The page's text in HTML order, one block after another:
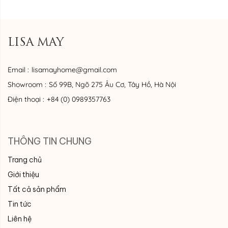
LISA MAY
Email : lisamayhome@gmail.com
Showroom : Số 99B, Ngõ 275 Âu Cơ, Tây Hồ, Hà Nội
Điện thoại : +84 (0) 0989357763
THÔNG TIN CHUNG
Trang chủ
Giới thiệu
Tất cả sản phẩm
Tin tức
Liên hệ